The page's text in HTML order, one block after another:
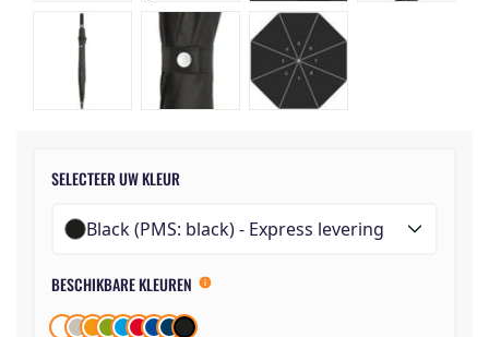
SELECTEER UW KLEUR
Black (PMS: black) - Express levering
BESCHIKBARE KLEUREN